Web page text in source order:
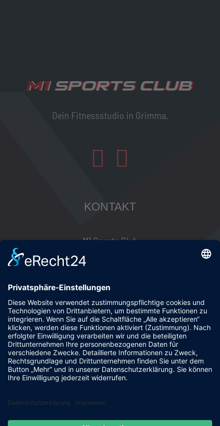
Dein Fitnessstudio in Grimma.
KONTAKT
M1 Sports Club
Südstraße 80 | Haus 86.5
04668 Grimma
Telefon: (03437) 97 22 44
E-Mail:info@m1sportsclub.de